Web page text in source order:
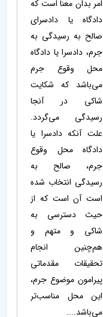
امر بدان معنا است که
دادگاه یا دادسرای
صالح به رسیدگی به
جرم، دادسرا یا دادگاه
محل وقوع جرم
می‌باشد که شکایت
شاکی در آنجا
رسیدگی می‌گردد.
علت آنکه دادسرا یا
دادگاه محل وقوع
جرم، صالح به
رسیدگی انتخاب شده
است آن است که از
حیث دسترسی به
شاکی و متهم و
هم‌چنین انجام
تحقیقات مقدماتی
پیرامون موضوع جرم،
این محل مناسب‌تر
می‌باشد....